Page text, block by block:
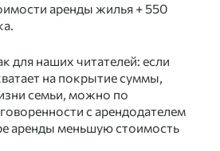
аренды жилья + 550
наших читателей: если
на покрытие суммы,
семьи, можно по
с арендодателем
аренды меньшую стоимость